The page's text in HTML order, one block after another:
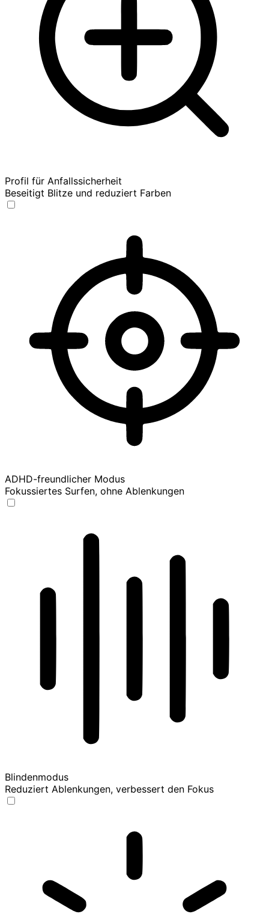
Profil für Anfallssicherheit
Beseitigt Blitze und reduziert Farben
ADHD-freundlicher Modus
Fokussiertes Surfen, ohne Ablenkungen
Blindenmodus
Reduziert Ablenkungen, verbessert den Fokus